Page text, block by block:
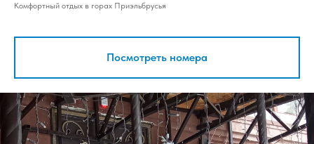
Комфортный отдых в горах Приэльбрусья
Посмотреть номера